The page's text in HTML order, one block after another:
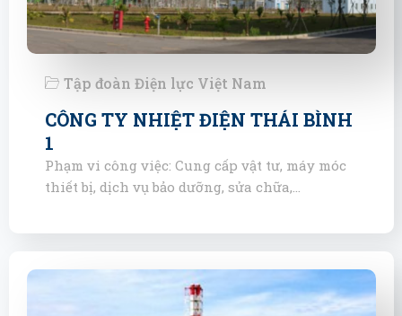
Tập đoàn Điện lực Việt Nam
CÔNG TY NHIỆT ĐIỆN THÁI BÌNH
1
Phạm vi công việc: Cung cấp vật tư, máy móc
thiết bị, dịch vụ bảo dưỡng, sửa chữa,…